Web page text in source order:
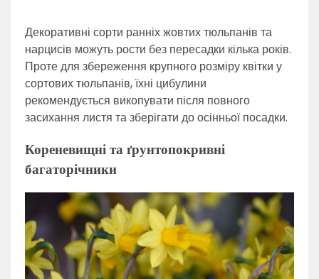
Декоративні сорти ранніх жовтих тюльпанів та
нарцисів можуть рости без пересадки кілька років.
Проте для збереження крупного розміру квітки у
сортових тюльпанів, їхні цибулини
рекомендується викопувати після повного
засихання листя та зберігати до осінньої посадки.
Кореневищні та ґрунтопокривні
багаторічники